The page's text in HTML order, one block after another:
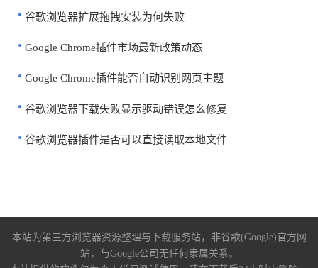
谷歌浏览器扩展拖拽安装为何失败
Google Chrome插件市场最新政策动态
Google Chrome插件能否自动识别网页主题
谷歌浏览器下载失败显示驱动错误怎么修复
谷歌浏览器插件是否可以直接读取本地文件
本站为第三方浏览器资源整理与下载服务站，非谷歌(Google)官方网
站，与Google公司无任何隶属关系。